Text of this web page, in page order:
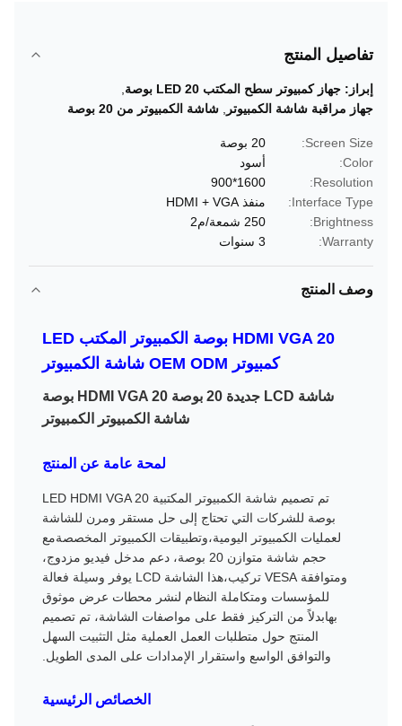
تفاصيل المنتج
إبراز: جهاز كمبيوتر سطح المكتب LED 20 بوصة
جهاز مراقبة شاشة الكمبيوتر
شاشة الكمبيوتر من 20 بوصة
Screen Size:
20 بوصة
Color:
أسود
Resolution:
1600*900
Interface Type:
منفذ HDMI + VGA
Brightness:
250 شمعة/م2
Warranty:
3 سنوات
وصف المنتج
HDMI VGA 20 بوصة الكمبيوتر المكتب LED
كمبيوتر OEM ODM شاشة الكمبيوتر
شاشة LCD جديدة 20 بوصة HDMI VGA 20 بوصة
شاشة الكمبيوتر الكمبيوتر
لمحة عامة عن المنتج
تم تصميم شاشة الكمبيوتر المكتبية LED HDMI VGA 20
بوصة للشركات التي تحتاج إلى حل مستقر ومرن للشاشة
لعمليات الكمبيوتر اليومية،وتطبيقات الكمبيوتر المخصصةمع
حجم شاشة متوازن 20 بوصة، دعم مدخل فيديو مزدوج،
ومتوافقة VESA تركيب،هذا الشاشة LCD يوفر وسيلة فعالة
للمؤسسات ومتكاملة النظام لنشر محطات عرض موثوق
بهابدلاً من التركيز فقط على مواصفات الشاشة، تم تصميم
المنتج حول متطلبات العمل العملية مثل التثبيت السهل
والتوافق الواسع واستقرار الإمدادات على المدى الطويل.
الخصائص الرئيسية